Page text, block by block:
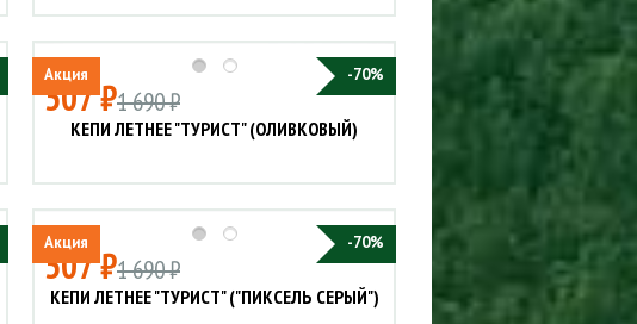
Акция -70%
507 ₽1 690 ₽
КЕПИ ЛЕТНЕЕ "ТУРИСТ" (ОЛИВКОВЫЙ)
Акция -70%
507 ₽1 690 ₽
КЕПИ ЛЕТНЕЕ "ТУРИСТ" ("ПИКСЕЛЬ СЕРЫЙ")